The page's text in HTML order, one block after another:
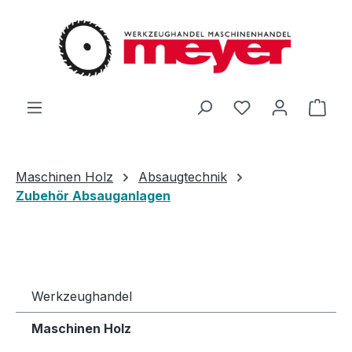
Zum Hauptinhalt springen
Du hast 0
Maschinen Holz
Absaugtechnik
Zubehör Absauganlagen
Werkzeughandel
Maschinen Holz